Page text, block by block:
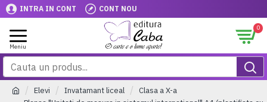
INTRA IN CONT CONT NOU
0
Elevi Invatamant liceal
Clasa a X-a